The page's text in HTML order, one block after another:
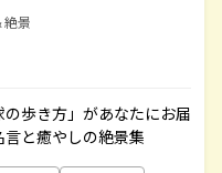
絶景
歩き方」があなたにお届
と癒やしの絶景集